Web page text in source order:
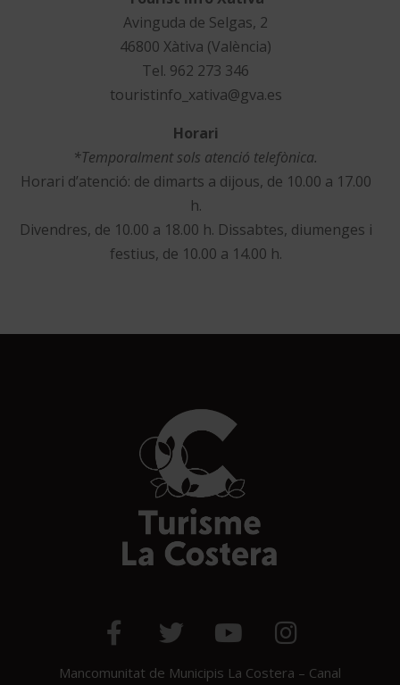
Avinguda de Selgas, 2
46800 Xàtiva (València)
Tel. 962 273 346
touristinfo_xativa@gva.es
Horari
*Temporalment sols atenció telefònica.
Horari d’atenció: de dimarts a dijous, de 10.00 a 17.00
h.
Divendres, de 10.00 a 18.00 h. Dissabtes, diumenges i
festius, de 10.00 a 14.00 h.
Mancomunitat de Municipis La Costera – Canal